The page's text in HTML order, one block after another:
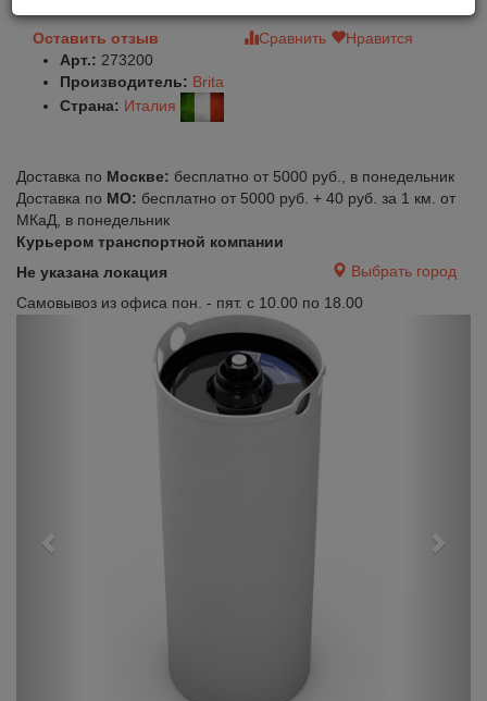
Оставить отзыв Сравнить
Нравится
Арт.: 273200
Производитель: Brita
Страна: Италия
Доставка по Москве: бесплатно от 5000 руб., в понедельник
Доставка по МО: бесплатно от 5000 руб. + 40 руб. за 1 км. от
МКаД, в понедельник
Курьером транспортной компании
Не указана локация
Выбрать город
Самовывоз из офиса пон. - пят. с 10.00 по 18.00